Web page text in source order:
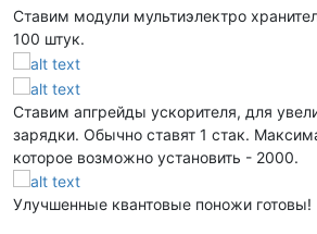
Ставим модули мультиэлектро
100 штук.
Ставим апгрейды ускорителя, для
зарядки. Обычно ставят 1 стак.
которое возможно установить - 2000.
Улучшенные квантовые поножи готовы!